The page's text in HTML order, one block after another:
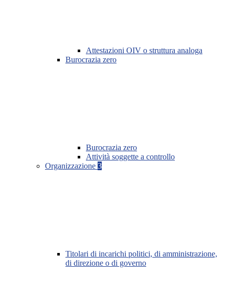
Attestazioni OIV o struttura analoga
Burocrazia zero
Burocrazia zero
Attività soggette a controllo
Organizzazione 3
Titolari di incarichi politici, di amministrazione,
di direzione o di governo